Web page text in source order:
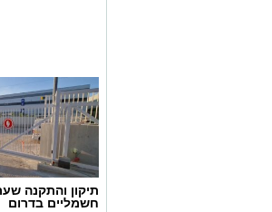
תיקון והתקנה
חשמליים בדרום